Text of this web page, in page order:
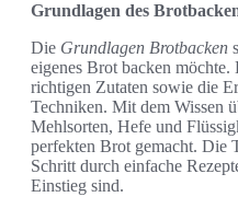
Grundlagen des
Die Grundlagen Brotbacken
eigenes Brot backen
richtigen Zutaten sowie die
Techniken. Mit dem Wissen
Mehlsorten, Hefe und
perfekten Brot gemacht. Die
Schritt durch einfache
Einstieg sind.